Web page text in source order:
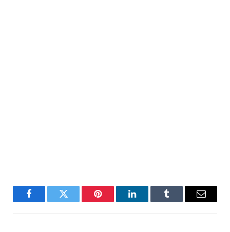
FacebookTwitter Pinterest LinkedInTumblr Email